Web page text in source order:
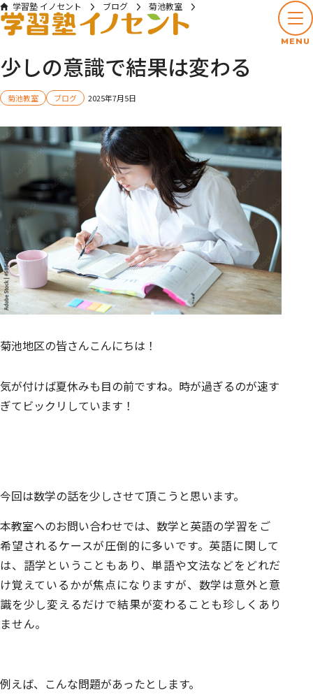
MENU
学習塾 イノセント ブログ
菊池教室
少しの意識で結果は変わる
少しの意識で結果は変わる
菊池教室 ブログ 2025年7月5日
菊池地区の皆さんこんにちは！
気が付けば夏休みも目の前ですね。時が過ぎるのが速す
ぎてビックリしています！
今回は数学の話を少しさせて頂こうと思います。
本教室へのお問い合わせでは、数学と英語の学習をご
希望されるケースが圧倒的に多いです。英語に関して
は、語学ということもあり、単語や文法などをどれだ
け覚えているかが焦点になりますが、数学は意外と意
識を少し変えるだけで結果が変わることも珍しくあり
ません。
例えば、こんな問題があったとします。